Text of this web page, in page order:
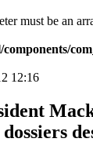
must be an
12:16